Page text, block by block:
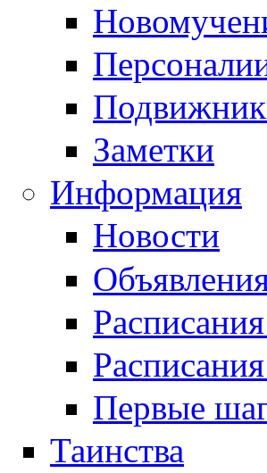
Заметки
Информация
Новости
Первые
Таинства